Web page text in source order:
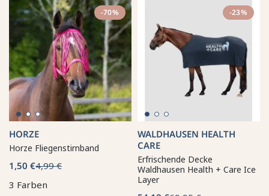
-70%
HORZE
Horze Fliegenstirnband
1,50 €4,99 €
3 Farben
-23%
WALDHAUSEN HEALTH
CARE
Erfrischende Decke
Waldhausen Health + Care Ice
Layer